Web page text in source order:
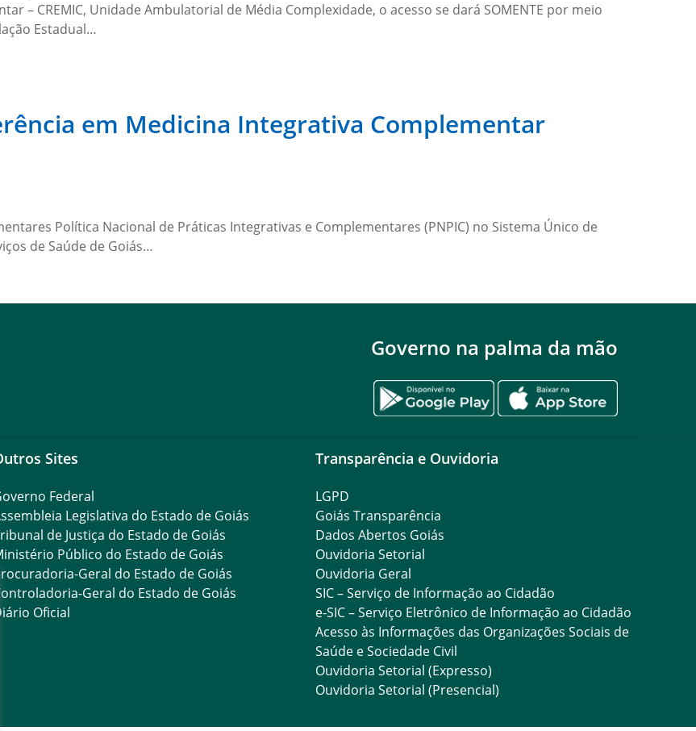
– CREMIC, Unidade Ambulatorial de Média Complexidade, o acesso se dará SOMENTE por meio
Estadual…
em Medicina Integrativa Complementar
Política Nacional de Práticas Integrativas e Complementares (PNPIC) no Sistema Único de
de Saúde de Goiás…
Governo na palma da mão
Sites
Federal
Legislativa do Estado de Goiás
de Justiça do Estado de Goiás
Público do Estado de Goiás
Geral do Estado de Goiás
Controladoria-Geral do Estado de Goiás
Diário Oficial
Transparência e Ouvidoria
LGPD
Goiás Transparência
Dados Abertos Goiás
Ouvidoria Setorial
Ouvidoria Geral
SIC – Serviço de Informação ao Cidadão
e-SIC – Serviço Eletrônico de Informação ao Cidadão
Acesso às Informações das Organizações Sociais de
Saúde e Sociedade Civil
Ouvidoria Setorial (Expresso)
Ouvidoria Setorial (Presencial)